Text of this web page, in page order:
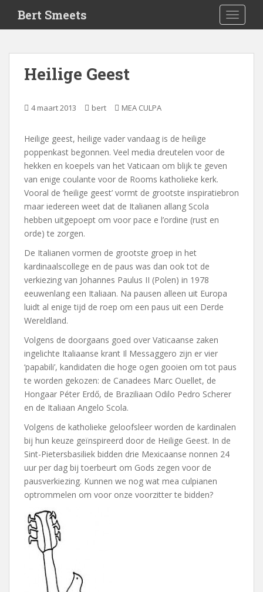
i
Bert Smeets
Heilige Geest
4 maart 2013 bert MEA CULPA
Heilige geest, heilige vader vandaag is de heilige
poppenkast begonnen. Veel media dreutelen voor de
hekken en koepels van het Vaticaan om blijk te geven
van enige coulante voor de Rooms katholieke kerk.
Vooral de ‘heilige geest’ vormt de grootste inspiratiebron
maar iedereen weet dat de Italianen allang Scola
hebben uitgepoept om voor pace e l’ordine (rust en
orde) te zorgen.
De Italianen vormen de grootste groep in het
kardinaalscollege en de paus was dan ook tot de
verkiezing van Johannes Paulus II (Polen) in 1978
eeuwenlang een Italiaan. Na pausen alleen uit Europa
luidt al enige tijd de roep om een paus uit een Derde
Wereldland.
Volgens de doorgaans goed over Vaticaanse zaken
ingelichte Italiaanse krant Il Messaggero zijn er vier
‘papabili’, kandidaten die hoge ogen gooien om tot paus
te worden gekozen: de Canadees Marc Ouellet, de
Hongaar Péter Erdő, de Braziliaan Odilo Pedro Scherer
en de Italiaan Angelo Scola.
Volgens de katholieke geloofsleer worden de kardinalen
bij hun keuze geïnspireerd door de Heilige Geest. In de
Sint-Pietersbasiliek bidden drie Mexicaanse nonnen 24
uur per dag bij toerbeurt om Gods zegen voor de
pausverkiezing. Kunnen we nog wat mea culpianen
optrommelen om voor onze voorzitter te bidden?